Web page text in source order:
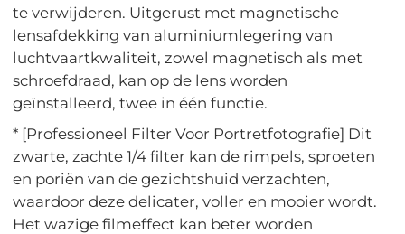
te verwijderen. Uitgerust met magnetische
lensafdekking van aluminiumlegering van
luchtvaartkwaliteit, zowel magnetisch als met
schroefdraad, kan op de lens worden
geïnstalleerd, twee in één functie.
* [Professioneel Filter Voor Portretfotografie] Dit
zwarte, zachte 1/4 filter kan de rimpels, sproeten
en poriën van de gezichtshuid verzachten,
waardoor deze delicater, voller en mooier wordt.
Het wazige filmeffect kan beter worden